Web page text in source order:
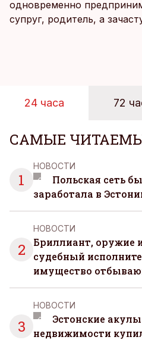
одновременно
супруг, родитель, а
человека. Поэтому от
чаще люди ищут
и сейчас — без
организовывать,
самостоятельно.
24 часа 72
САМЫЕ
1
НОВОСТИ
Польская сеть
заработала в
2
НОВОСТИ
Бриллиант, оружие
судебный
имущество
3
НОВОСТИ
Эстонские
недвижимости